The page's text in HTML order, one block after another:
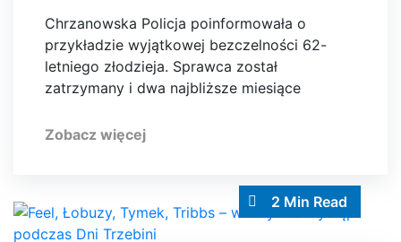
Chrzanowska Policja poinformowała o
przykładzie wyjątkowej bezczelności 62-
letniego złodzieja. Sprawca został
zatrzymany i dwa najbliższe miesiące
Zobacz więcej
2 Min Read